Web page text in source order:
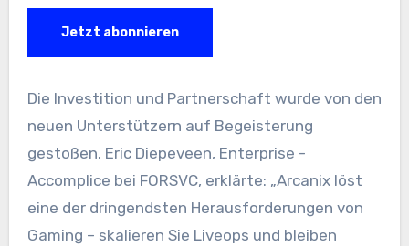
Jetzt abonnieren
Die Investition und Partnerschaft wurde von den
neuen Unterstützern auf Begeisterung
gestoßen. Eric Diepeveen, Enterprise -
Accomplice bei FORSVC, erklärte: „Arcanix löst
eine der dringendsten Herausforderungen von
Gaming – skalieren Sie Liveops und bleiben